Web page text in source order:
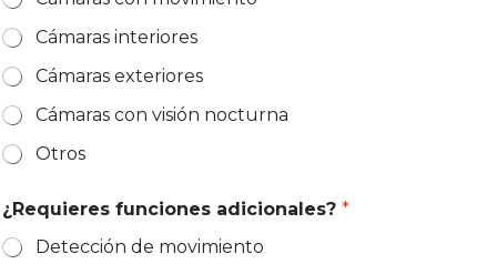
Cámaras interiores
Cámaras exteriores
Cámaras con visión nocturna
Otros
¿Requieres funciones adicionales? *
Detección de movimiento